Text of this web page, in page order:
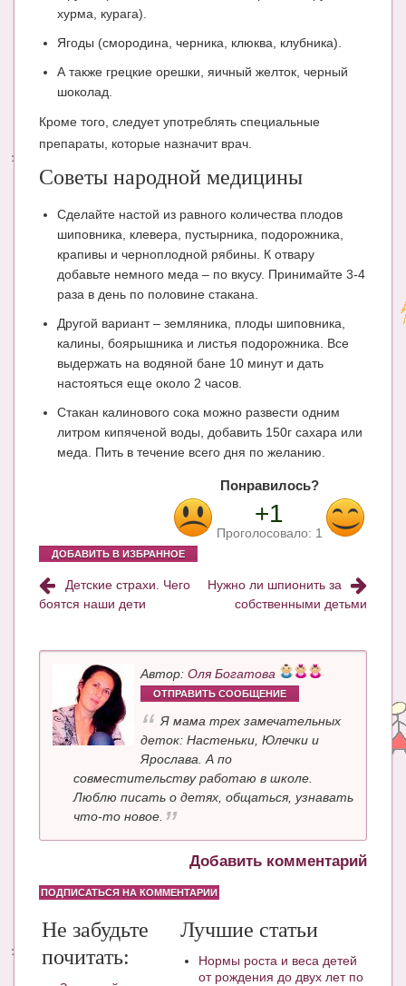
хурма, курага).
Ягоды (смородина, черника, клюква, клубника).
А также грецкие орешки, яичный желток, черный
шоколад.
Кроме того, следует употреблять специальные
препараты, которые назначит врач.
Советы народной медицины
Сделайте настой из равного количества плодов
шиповника, клевера, пустырника, подорожника,
крапивы и черноплодной рябины. К отвару
добавьте немного меда – по вкусу. Принимайте 3-4
раза в день по половине стакана.
Другой вариант – земляника, плоды шиповника,
калины, боярышника и листья подорожника. Все
выдержать на водяной бане 10 минут и дать
настояться еще около 2 часов.
Стакан калинового сока можно развести одним
литром кипяченой воды, добавить 150г сахара или
меда. Пить в течение всего дня по желанию.
Понравилось?
+1
Проголосовало: 1
ДОБАВИТЬ В ИЗБРАННОЕ
Детские страхи. Чего
боятся наши дети
Нужно ли шпионить за
собственными детьми
Автор: Оля Богатова
ОТПРАВИТЬ СООБЩЕНИЕ
Я мама трех замечательных
деток: Настеньки, Юлечки и
Ярослава. А по
совместительству работаю в школе.
Люблю писать о детях, общаться, узнавать
что-то новое.
Добавить комментарий
ПОДПИСАТЬСЯ НА КОММЕНТАРИИ
Не забудьте
почитать:
Лучшие статьи
Нормы роста и веса детей
от рождения до двух лет по